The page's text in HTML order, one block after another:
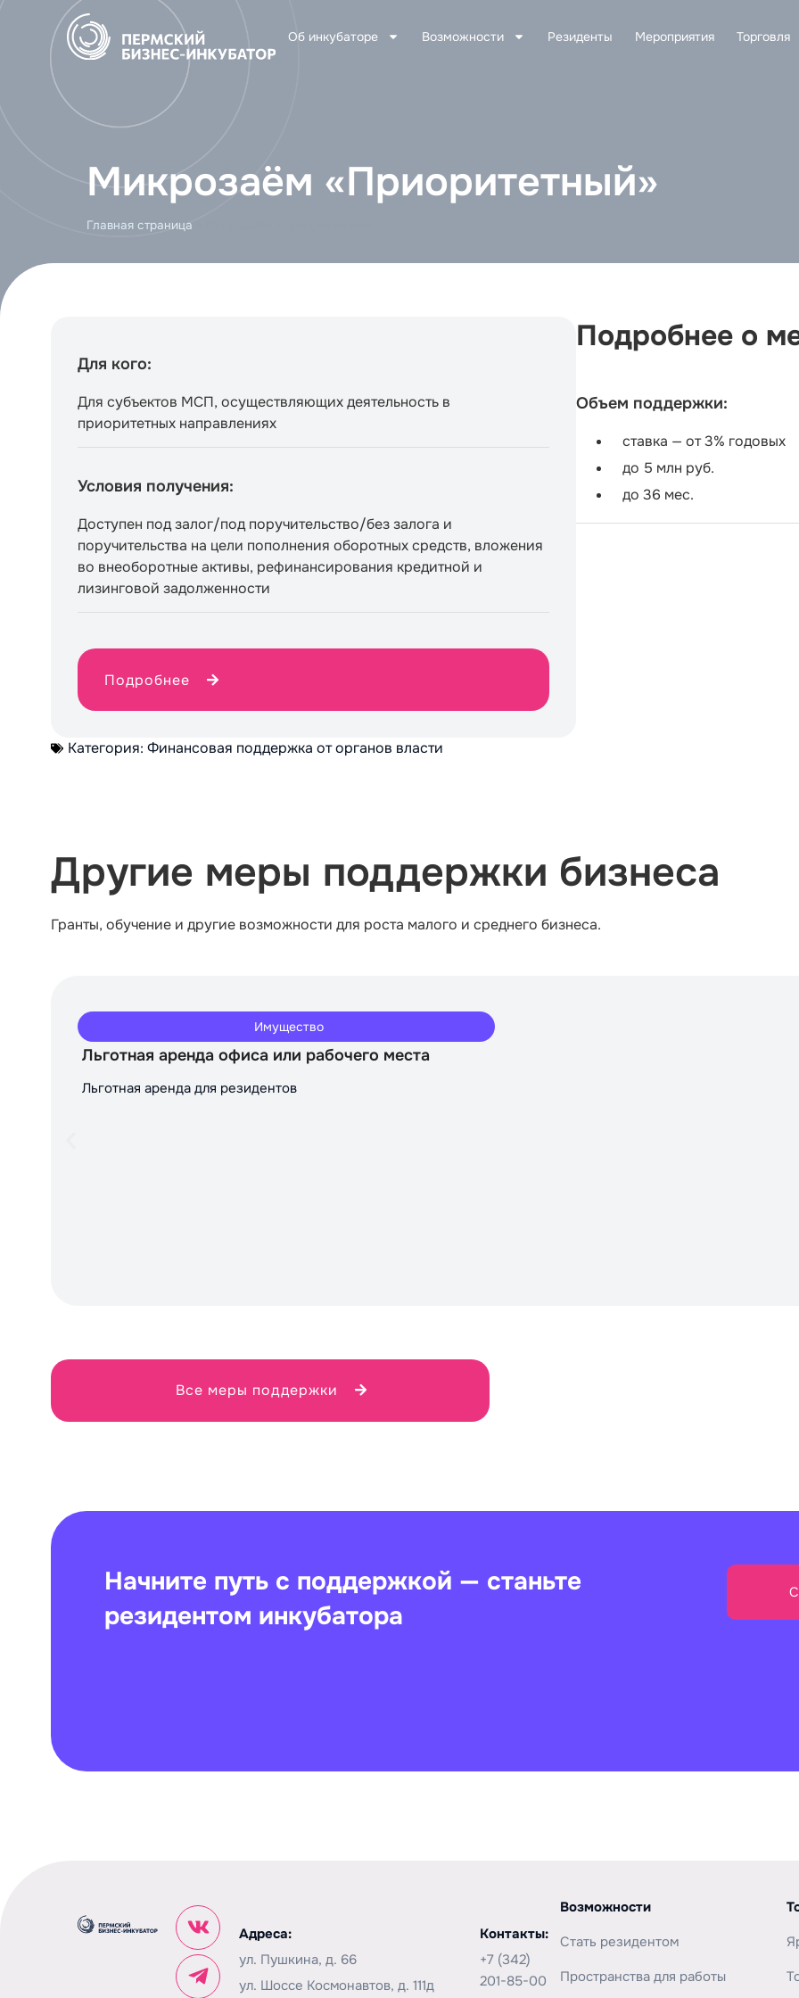
Об инкубаторе Возможности Резиденты Мероприятия Торговля
Микрозаём «Приоритетный»
Главная страница
Для кого:
Для субъектов МСП, осуществляющих деятельность в
приоритетных направлениях
Условия получения:
Доступен под залог/под поручительство/без залога и
поручительства на цели пополнения оборотных средств, вложения
во внеоборотные активы, рефинансирования кредитной и
лизинговой задолженности
Подробнее
Категория: Финансовая поддержка от органов власти
Подробнее о
Объем поддержки:
ставка — от 3% годовых
до 5 млн руб.
до 36 мес.
Другие меры поддержки бизнеса
Гранты, обучение и другие возможности для роста малого и среднего бизнеса.
Имущество
Льготная аренда офиса или рабочего места
Льготная аренда для резидентов
Все меры поддержки
Начните путь с поддержкой — станьте
резидентом инкубатора
Адреса:
ул. Пушкина, д. 66
ул. Шоссе Космонавтов, д. 111д
Контакты:
+7 (342)
201-85-00
Возможности
Стать резидентом
Пространства для работы